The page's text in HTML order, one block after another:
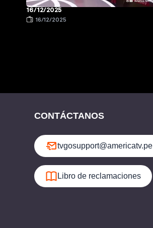
16/12/2025
16/12/2025
CONTÁCTANOS
tvgosupport@americatv.pe
Libro de reclamaciones